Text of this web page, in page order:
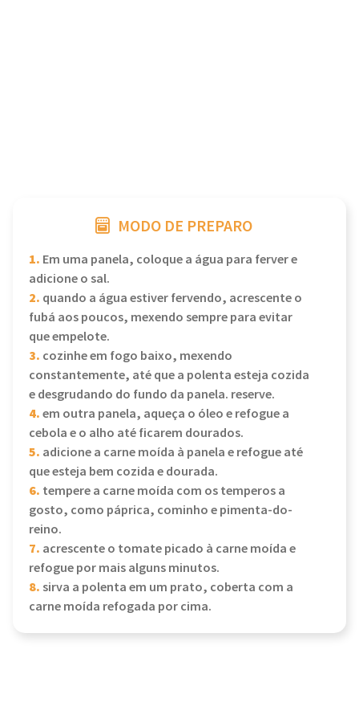
MODO DE PREPARO
1. Em uma panela, coloque a água para ferver e
adicione o sal.
2. quando a água estiver fervendo, acrescente o
fubá aos poucos, mexendo sempre para evitar
que empelote.
3. cozinhe em fogo baixo, mexendo
constantemente, até que a polenta esteja cozida
e desgrudando do fundo da panela. reserve.
4.em outra panela, aqueça o óleo e refogue a
cebola e o alho até ficarem dourados.
5. adicione a carne moída à panela e refogue até
que esteja bem cozida e dourada.
6. tempere a carne moída com os temperos a
gosto, como páprica, cominho e pimenta-do-
reino.
7. acrescente o tomate picado à carne moída e
refogue por mais alguns minutos.
8. sirva a polenta em um prato, coberta com a
carne moída refogada por cima.